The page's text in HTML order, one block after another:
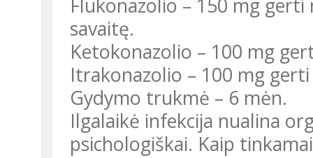
Flukonazolio – 150 mg
savaitę.
Ketokonazolio – 100 mg
Itrakonazolio – 100 mg
Gydymo trukmė – 6 mėn.
Ilgalaikė infekcija nualina
psichologiškai. Kaip